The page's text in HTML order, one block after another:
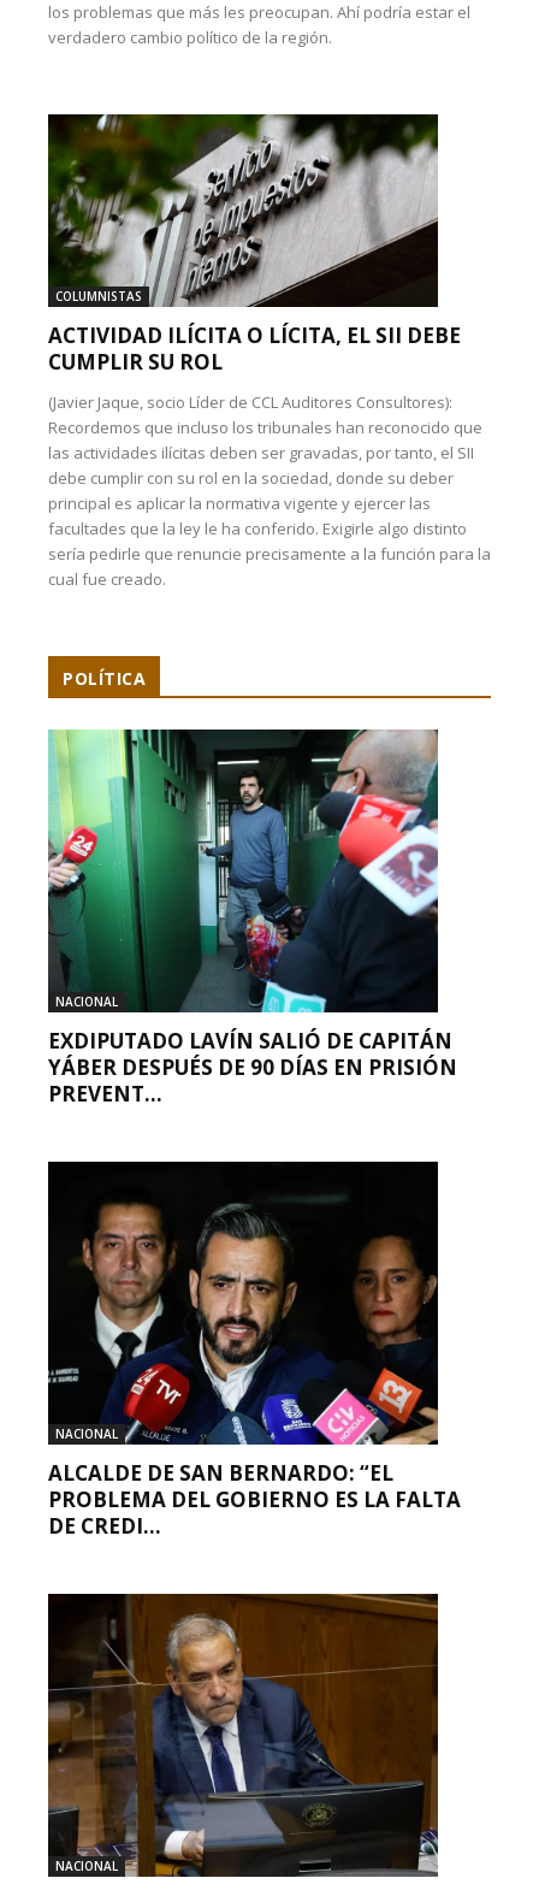
los problemas que más les preocupan. Ahí podría estar el
verdadero cambio político de la región.
COLUMNISTAS
ACTIVIDAD ILÍCITA O LÍCITA, EL SII DEBE
CUMPLIR SU ROL
(Javier Jaque, socio Líder de CCL Auditores Consultores):
Recordemos que incluso los tribunales han reconocido que
las actividades ilícitas deben ser gravadas, por tanto, el SII
debe cumplir con su rol en la sociedad, donde su deber
principal es aplicar la normativa vigente y ejercer las
facultades que la ley le ha conferido. Exigirle algo distinto
sería pedirle que renuncie precisamente a la función para la
cual fue creado.
POLÍTICA
NACIONAL
EXDIPUTADO LAVÍN SALIÓ DE CAPITÁN
YÁBER DESPUÉS DE 90 DÍAS EN PRISIÓN
PREVENT...
NACIONAL
ALCALDE DE SAN BERNARDO: “EL
PROBLEMA DEL GOBIERNO ES LA FALTA
DE CREDI...
NACIONAL